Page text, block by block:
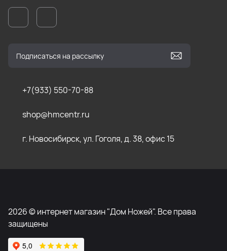
+7(933) 550-70-88
shop@hmcentr.ru
г. Новосибирск, ул. Гоголя, д. 38, офис 15
2026 © интернет магазин "Дом Ножей". Все права
защищены